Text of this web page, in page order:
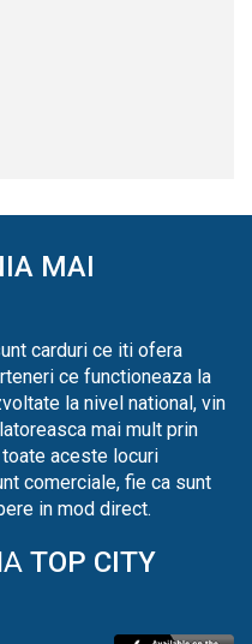
MAI
carduri ce iti ofera
ce functioneaza la
la nivel national, vin
mai mult prin
aceste locuri
comerciale, fie ca sunt
in mod direct.
TOP CITY